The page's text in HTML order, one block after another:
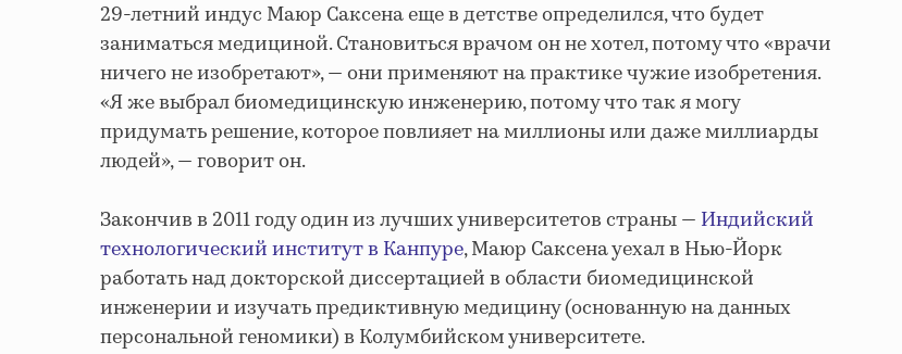
29-летний индус Маюр Саксена еще в детстве определился, что будет
заниматься медициной. Становиться врачом он не хотел, потому что «врачи
ничего не изобретают», — они применяют на практике чужие изобретения.
«Я же выбрал биомедицинскую инженерию, потому что так я могу
придумать решение, которое повлияет на миллионы или даже миллиарды
людей», — говорит он.
Закончив в 2011 году один из лучших университетов страны — Индийский
технологический институт в Канпуре, Маюр Саксена уехал в Нью-Йорк
работать над докторской диссертацией в области биомедицинской
инженерии и изучать предиктивную медицину (основанную на данных
персональной геномики) в Колумбийском университете.